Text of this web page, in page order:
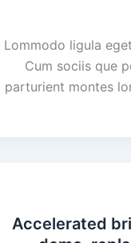
Lommodo ligula
Cum sociis que
parturient montes
Accelerated